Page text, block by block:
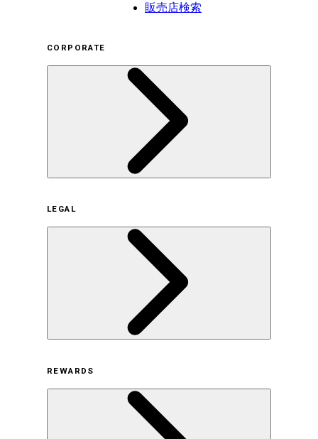
販売店検索
CORPORATE
サステナビリティの取り組み（日本）
サステナビリティの取り組み（米国/英語）
ヒストリー
採用情報
LEGAL
オンラインストア利用規約
プライバシーポリシー
特定商取引法に基づく表示
古物営業法に基づく表示
REWARDS